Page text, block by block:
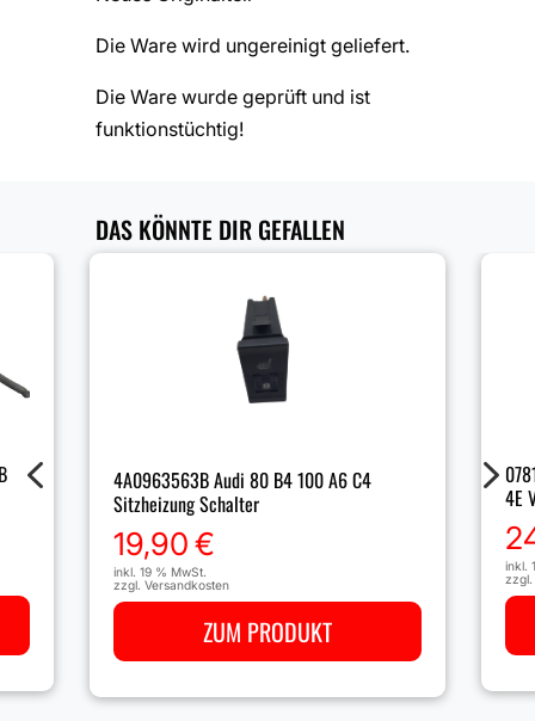
Die Ware wird ungereinigt geliefert.
Die Ware wurde geprüft und ist
funktionstüchtig!
DAS KÖNNTE DIR GEFALLEN
4A0963563B Audi 80 B4 100 A6 C4
Sitzheizung Schalter
19,90€
inkl. 19 % MwSt.
zzgl. Versandkosten
ZUM PRODUKT
4E
inkl.
zzgl.
4 5